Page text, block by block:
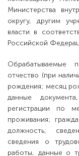
Министерства
округу, другим
власти в
Российской
Обрабатываемые
отчество (при
рождения; месяц
данные
регистрации по
проживания;
должность;
сведения о
работы, данные о